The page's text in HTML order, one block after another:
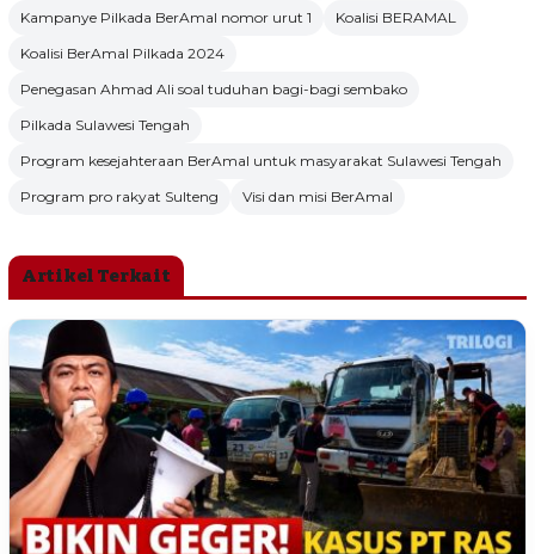
Kampanye Pilkada BerAmal nomor urut 1
Koalisi BERAMAL
Koalisi BerAmal Pilkada 2024
Penegasan Ahmad Ali soal tuduhan bagi-bagi sembako
Pilkada Sulawesi Tengah
Program kesejahteraan BerAmal untuk masyarakat Sulawesi Tengah
Program pro rakyat Sulteng
Visi dan misi BerAmal
Artikel Terkait